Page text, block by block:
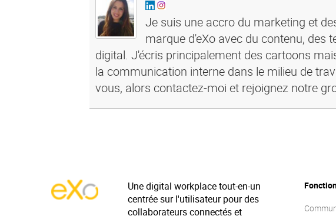
Je suis une accro du marketing et
marque d'eXo avec du contenu, des
digital. J'écris principalement des cartoons
la communication interne dans le milieu de
vous, alors contactez-moi et rejoignez notre
Une digital workplace tout-en-un
centrée sur l'utilisateur pour des
collaborateurs connectés et